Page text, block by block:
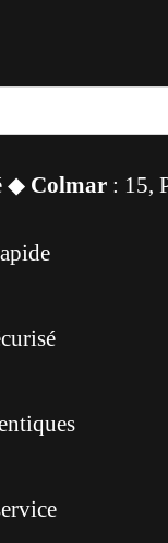
◆ Colmar : 15,